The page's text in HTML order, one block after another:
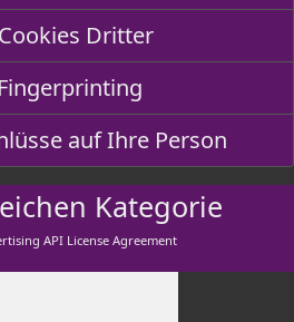
Dritter
auf Ihre Person
Kategorie
API License Agreement